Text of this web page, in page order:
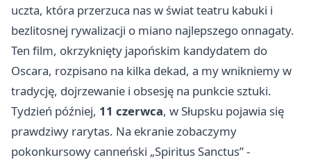
uczta, która przerzuca nas w świat teatru kabuki i
bezlitosnej rywalizacji o miano najlepszego onnagaty.
Ten film, okrzyknięty japońskim kandydatem do
Oscara, rozpisano na kilka dekad, a my wnikniemy w
tradycję, dojrzewanie i obsesję na punkcie sztuki.
Tydzień później, 11 czerwca, w Słupsku pojawia się
prawdziwy rarytas. Na ekranie zobaczymy
pokonkursowy canneński „Spiritus Sanctus” -